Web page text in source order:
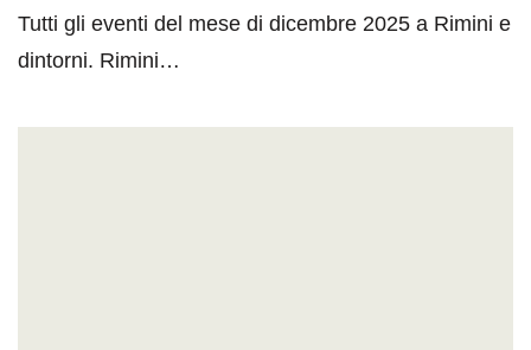
Tutti gli eventi del mese di dicembre 2025 a Rimini e
dintorni. Rimini…